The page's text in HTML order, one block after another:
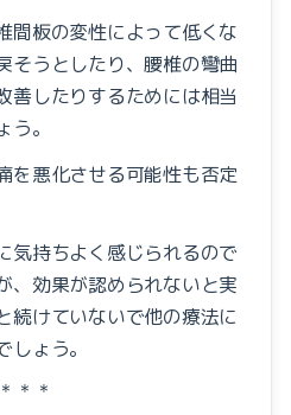
間板の変性によって低くな
そうとしたり、腰椎の彎曲
善したりするためには相当
。
を悪化させる可能性も否定
気持ちよく感じられるので
、効果が認められないと実
続けていないで他の療法に
ょう。
＊＊＊